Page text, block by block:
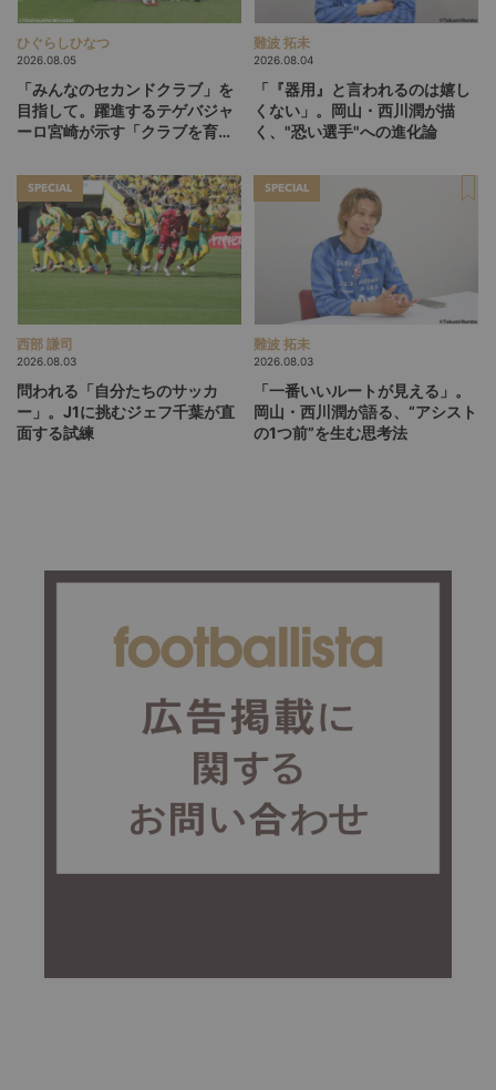
ひぐらしひなつ
2026.08.05
「みんなのセカンドクラブ」を
目指して。躍進するテゲバジャ
ーロ宮崎が示す「クラブを育て
難波 拓未
2026.08.04
「『器用』と言われるのは嬉し
くない」。岡山・西川潤が描
く、"恐い選手"への進化論
SPECIAL
西部 謙司
2026.08.03
問われる「自分たちのサッカ
ー」。J1に挑むジェフ千葉が直
面する試練
SPECIAL
難波 拓未
2026.08.03
「一番いいルートが見える」。
岡山・西川潤が語る、“アシスト
の1つ前”を生む思考法